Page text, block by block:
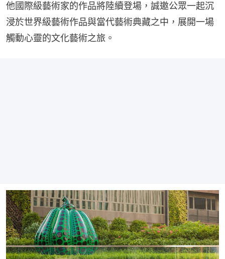
他國際級藝術家的作品將陸續登場，誠邀公眾一起沉
浸於世界級藝術作品與當代藝術典藏之中，展開一場
觸動心靈的文化藝術之旅。